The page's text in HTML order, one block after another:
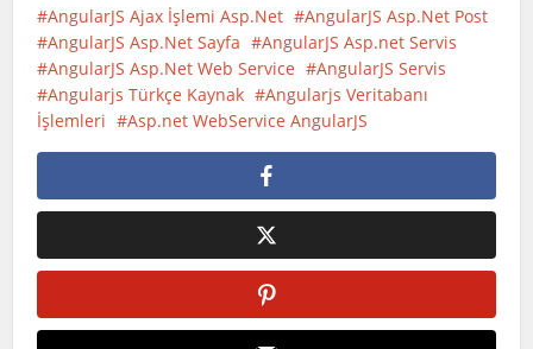
AngularJS Ajax İşlemi Asp.Net
AngularJS Asp.Net Post
AngularJS Asp.Net Sayfa
AngularJS Asp.net Servis
AngularJS Asp.Net Web Service
AngularJS Servis
Angularjs Türkçe Kaynak
Angularjs Veritabanı
İşlemleri
Asp.net WebService AngularJS